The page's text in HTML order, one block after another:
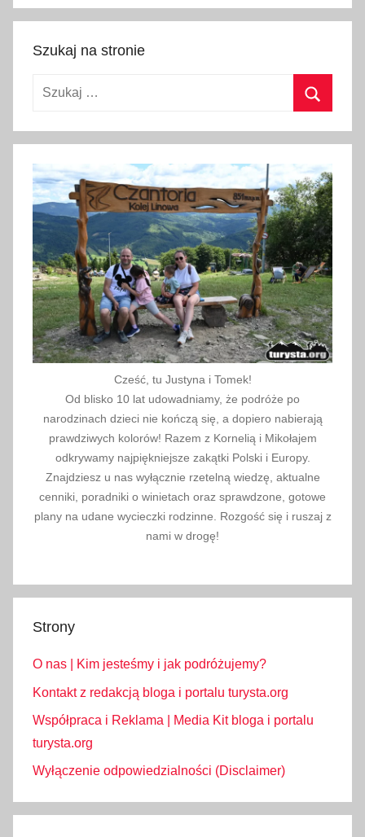
5
l
g
2
0
1
Szukaj na stronie
Szukaj:
Cześć, tu Justyna i Tomek!
Od blisko 10 lat udowadniamy, że podróże po
narodzinach dzieci nie kończą się, a dopiero nabierają
prawdziwych kolorów! Razem z Kornelią i Mikołajem
odkrywamy najpiękniejsze zakątki Polski i Europy.
Znajdziesz u nas wyłącznie rzetelną wiedzę, aktualne
cenniki, poradniki o winietach oraz sprawdzone, gotowe
plany na udane wycieczki rodzinne. Rozgość się i ruszaj z
nami w drogę!
Strony
O nas | Kim jesteśmy i jak podróżujemy?
Kontakt z redakcją bloga i portalu turysta.org
Współpraca i Reklama | Media Kit bloga i portalu
turysta.org
Wyłączenie odpowiedzialności (Disclaimer)